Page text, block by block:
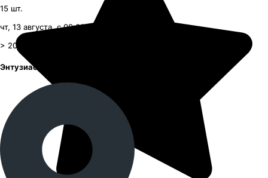
15 шт.
чт, 13 августа, с 09:00
> 20
Энтузиастов шоссе